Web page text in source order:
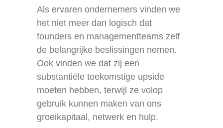
Als ervaren ondernemers vinden we
het niet meer dan logisch dat
founders en managementteams zelf
de belangrijke beslissingen nemen.
Ook vinden we dat zij een
substantiële toekomstige upside
moeten hebben, terwijl ze volop
gebruik kunnen maken van ons
groeikapitaal, netwerk en hulp.